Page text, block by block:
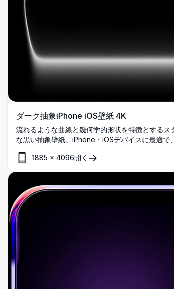
ダーク抽象iPhone iOS壁紙 4K
流れるような曲線と幾何学的形状を特徴とするス
な黒い抽象壁紙。iPhone・iOSデバイスに最適で
ングで超高解像度4Kのエレガントな洗練さを提供
1885 × 4096開く